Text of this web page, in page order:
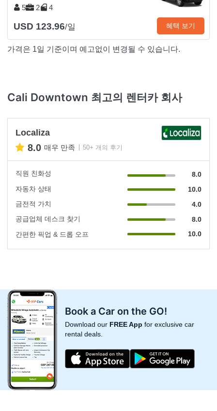
5 2 4
USD 123.96/일 혜택 보기
가격은 1일 기준이며 예고없이 변경될 수 있습니다.
Cali Downtown 최고의 렌터카 회사
Localiza
8.0 매우 만족 50+ 개의 후기
직원 친화성
8.0
자동차 상태
10.0
금전적 가치
4.0
공급업체 데스크 찾기
8.0
간편한 픽업 & 드롭 오프
10.0
Book a Car on the GO!
Download our FREE App for exclusive car
rental deals.